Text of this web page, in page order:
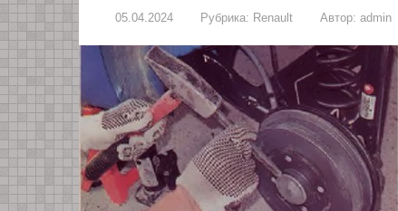
05.04.2024 Рубрика: Renault Автор: admin